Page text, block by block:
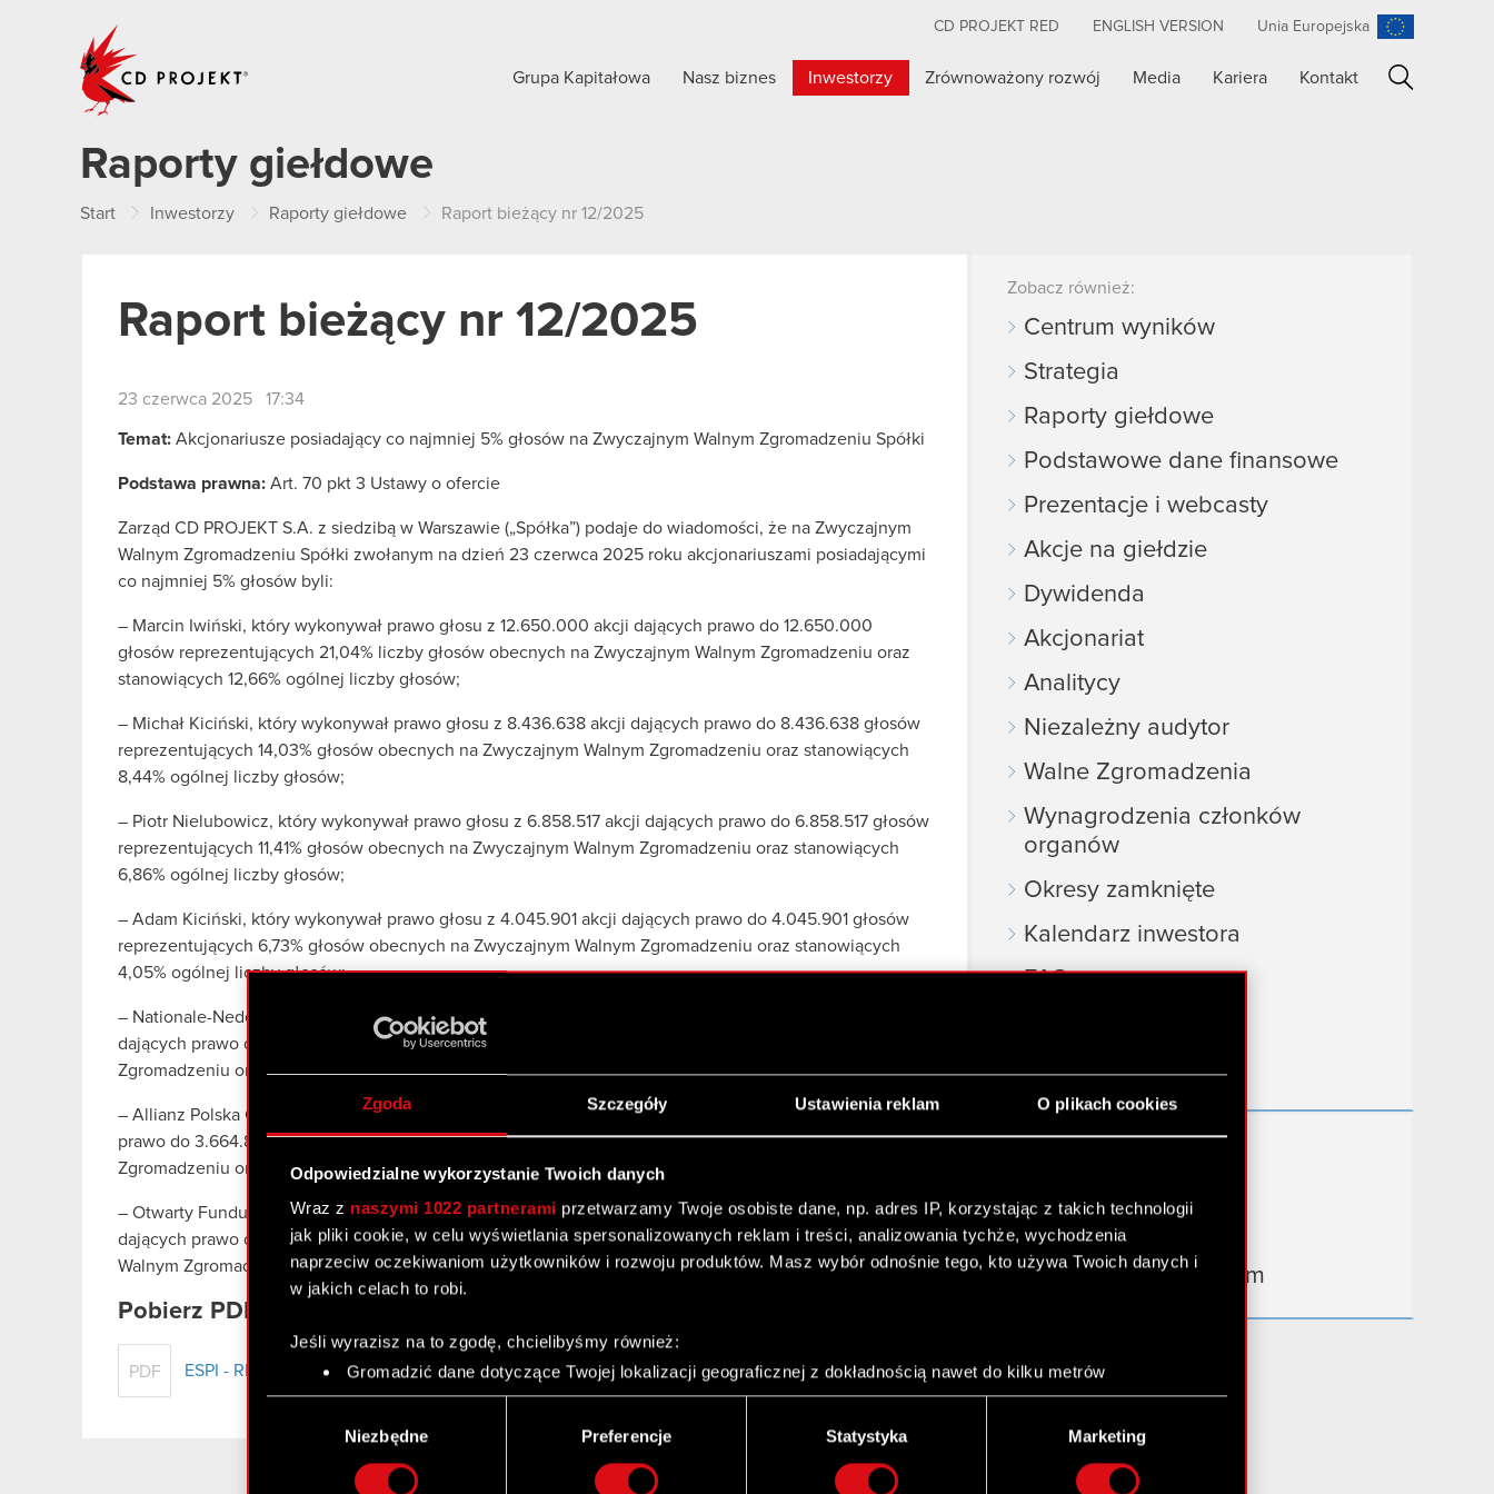
Zgoda Szczegóły Ustawienia reklam O plikach cookies
Odpowiedzialne wykorzystanie Twoich danych
Wraz z naszymi 1022 partnerami przetwarzamy Twoje osobiste dane, np. adres IP, korzystając z takich technologii
jak pliki cookie, w celu wyświetlania spersonalizowanych reklam i treści, analizowania tychże, wychodzenia
naprzeciw oczekiwaniom użytkowników i rozwoju produktów. Masz wybór odnośnie tego, kto używa Twoich danych i
w jakich celach to robi.
Jeśli wyrazisz na to zgodę, chcielibyśmy również:
Gromadzić dane dotyczące Twojej lokalizacji geograficznej z dokładnością nawet do kilku metrów
Identyfikować Twoje urządzenie, aktywnie analizując charakteryzującego je zbiory danych (fingerprinting,
Dowiedz się więcej odnośnie tego, jak Twoje osobiste dane są przetwarzane oraz ustaw własne preferencje w
szczegółów . W Deklaracji plików cookie możesz zmienić lub wycofać swoją zgodę w dowolnej chwili.
Niezbędne Preferencje Statystyka Marketing
CD PROJEKT RED ENGLISH VERSION Unia Europejska
Grupa Kapitałowa Nasz biznes Inwestorzy Zrównoważony rozwój Media Kariera Kontakt
Raporty giełdowe
Start Inwestorzy Raporty giełdowe Raport bieżący nr 12/2025
Raport bieżący nr 12/2025
23 czerwca 2025 17:34
Temat: Akcjonariusze posiadający co najmniej 5% głosów na Zwyczajnym Walnym Zgromadzeniu Spółki
Podstawa prawna: Art. 70 pkt 3 Ustawy o ofercie
Zarząd CD PROJEKT S.A. z siedzibą w Warszawie („Spółka”) podaje do wiadomości, że na Zwyczajnym
Walnym Zgromadzeniu Spółki zwołanym na dzień 23 czerwca 2025 roku akcjonariuszami posiadającymi
co najmniej 5% głosów byli:
– Marcin Iwiński, który wykonywał prawo głosu z 12.650.000 akcji dających prawo do 12.650.000
głosów reprezentujących 21,04% liczby głosów obecnych na Zwyczajnym Walnym Zgromadzeniu oraz
stanowiących 12,66% ogólnej liczby głosów;
– Michał Kiciński, który wykonywał prawo głosu z 8.436.638 akcji dających prawo do 8.436.638 głosów
reprezentujących 14,03% głosów obecnych na Zwyczajnym Walnym Zgromadzeniu oraz stanowiących
8,44% ogólnej liczby głosów;
– Piotr Nielubowicz, który wykonywał prawo głosu z 6.858.517 akcji dających prawo do 6.858.517 głosów
reprezentujących 11,41% głosów obecnych na Zwyczajnym Walnym Zgromadzeniu oraz stanowiących
6,86% ogólnej liczby głosów;
– Adam Kiciński, który wykonywał prawo głosu z 4.045.901 akcji dających prawo do 4.045.901 głosów
reprezentujących 6,73% głosów obecnych na Zwyczajnym Walnym Zgromadzeniu oraz stanowiących
4,05% ogólnej liczby głosów;
– Nationale-Nederlanden Otwarty Fundusz Emerytalny, który wykonywał prawo głosu z 5.690.017 akcji
dających prawo do 5.690.017 głosów reprezentujących 9,47% głosów obecnych na Zwyczajnym Walnym
Zgromadzeniu oraz stanowiących 5,70% ogólnej liczby głosów;
– Allianz Polska Otwarty Fundusz Emerytalny, który wykonywał prawo głosu z 3.664.850 akcji dających
prawo do 3.664.850 głosów reprezentujących 6,10% głosów obecnych na Zwyczajnym Walnym
Zgromadzeniu oraz stanowiących 3,67% ogólnej liczby głosów;
– Otwarty Fundusz Emerytalny PZU „Złota Jesień”, który wykonywał prawo głosu z 3.500.000 akcji
dających prawo do 3.500.000 głosów reprezentujących 5,82% liczby głosów obecnych na Zwyczajnym
Walnym Zgromadzeniu oraz stanowiących 3,50% ogólnej liczby głosów.
Pobierz PDF
PDF ESPI - RB 12/2025
Zobacz również:
Centrum wyników
Strategia
Raporty giełdowe
Podstawowe dane finansowe
Prezentacje i webcasty
Akcje na giełdzie
Dywidenda
Akcjonariat
Analitycy
Niezależny audytor
Walne Zgromadzenia
Wynagrodzenia członków
organów
Okresy zamknięte
Kalendarz inwestora
FAQ
Kontakt IR
cyberpunk.net
gear.cdprojektred.com